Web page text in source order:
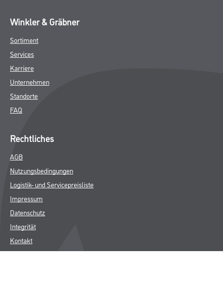
Winkler & Gräbner
Sortiment
Services
Karriere
Unternehmen
Standorte
FAQ
Rechtliches
AGB
Nutzungsbedingungen
Logistik- und Servicepreisliste
Impressum
Datenschutz
Integrität
Kontakt